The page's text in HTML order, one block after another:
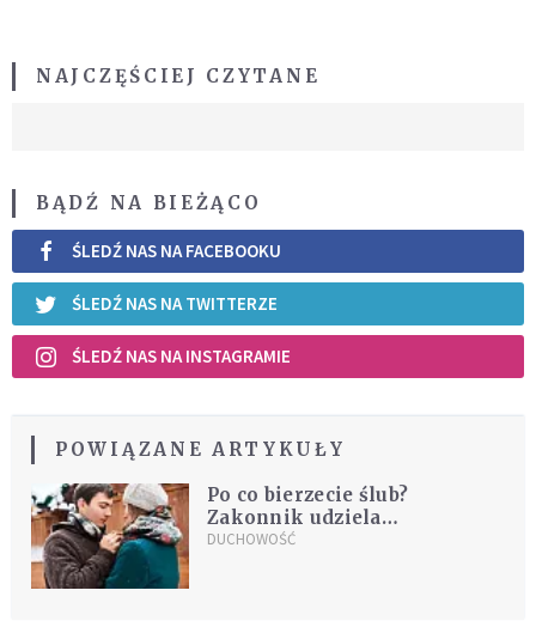
NAJCZĘŚCIEJ CZYTANE
BĄDŹ NA BIEŻĄCO
ŚLEDŹ NAS NA FACEBOOKU
ŚLEDŹ NAS NA TWITTERZE
ŚLEDŹ NAS NA INSTAGRAMIE
POWIĄZANE ARTYKUŁY
Po co bierzecie ślub?
Zakonnik udziela
zaskakującej odpowiedzi
DUCHOWOŚĆ